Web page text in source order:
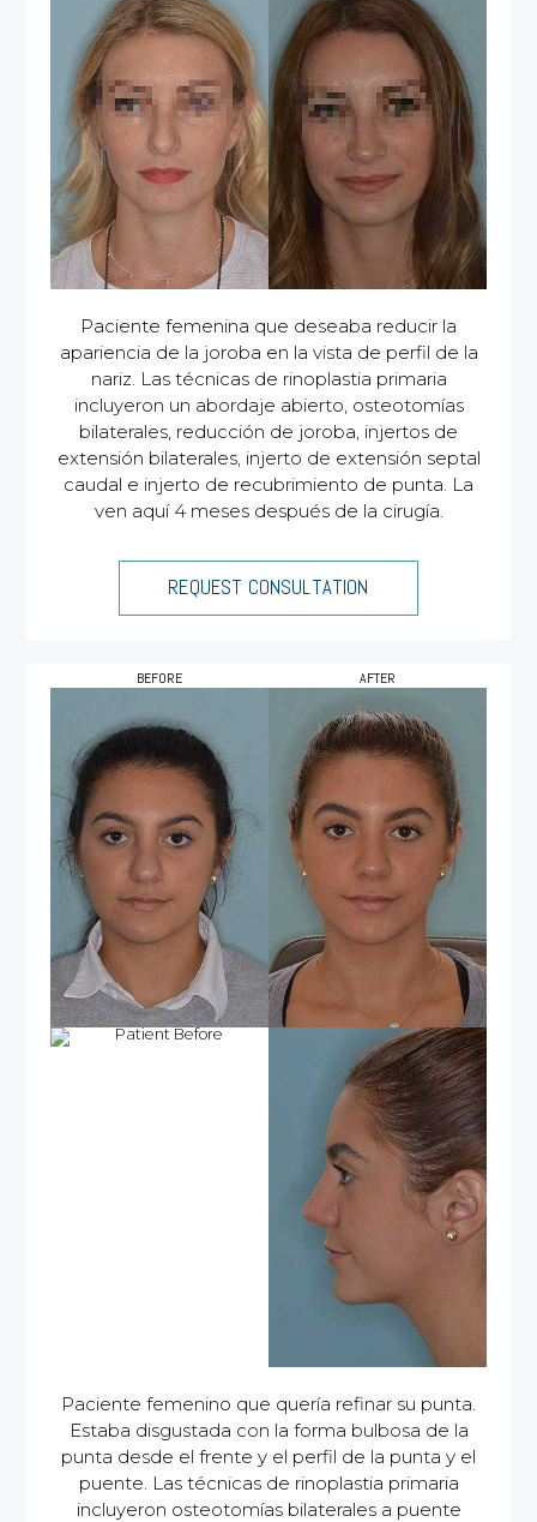
Paciente femenina que deseaba reducir la
apariencia de la joroba en la vista de perfil de la
nariz. Las técnicas de rinoplastia primaria
incluyeron un abordaje abierto, osteotomías
bilaterales, reducción de joroba, injertos de
extensión bilaterales, injerto de extensión septal
caudal e injerto de recubrimiento de punta. La
ven aquí 4 meses después de la cirugía.
REQUEST CONSULTATION
Paciente femenino que quería refinar su punta.
Estaba disgustada con la forma bulbosa de la
punta desde el frente y el perfil de la punta y el
puente. Las técnicas de rinoplastia primaria
incluyeron osteotomías bilaterales a puente